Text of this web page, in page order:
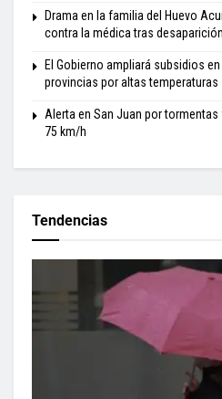
Drama en la familia del Huevo
contra la médica tras desaparición
El Gobierno ampliará subsidios
provincias por altas temperaturas
Alerta en San Juan por
75 km/h
Tendencias